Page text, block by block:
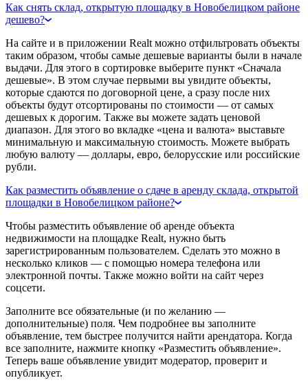
Как снять склад, открытую площадку в Новобелицком районе
дешево?
На сайте и в приложении Realt можно отфильтровать объекты
таким образом, чтобы самые дешевые варианты были в начале
выдачи. Для этого в сортировке выберите пункт «Сначала
дешевые». В этом случае первыми вы увидите объекты,
которые сдаются по договорной цене, а сразу после них
объекты будут отсортированы по стоимости — от самых
дешевых к дорогим. Также вы можете задать ценовой
диапазон. Для этого во вкладке «цена и валюта» выставьте
минимальную и максимальную стоимость. Можете выбрать
любую валюту — доллары, евро, белорусские или российские
рубли.
Как разместить объявление о сдаче в аренду склада, открытой
площадки в Новобелицком районе?
Чтобы разместить объявление об аренде объекта
недвижимости на площадке Realt, нужно быть
зарегистрированным пользователем. Сделать это можно в
несколько кликов — с помощью номера телефона или
электронной почты. Также можно войти на сайт через
соцсети.
Заполните все обязательные (и по желанию —
дополнительные) поля. Чем подробнее вы заполните
объявление, тем быстрее получится найти арендатора. Когда
все заполните, нажмите кнопку «Разместить объявление».
Теперь ваше объявление увидит модератор, проверит и
опубликует.